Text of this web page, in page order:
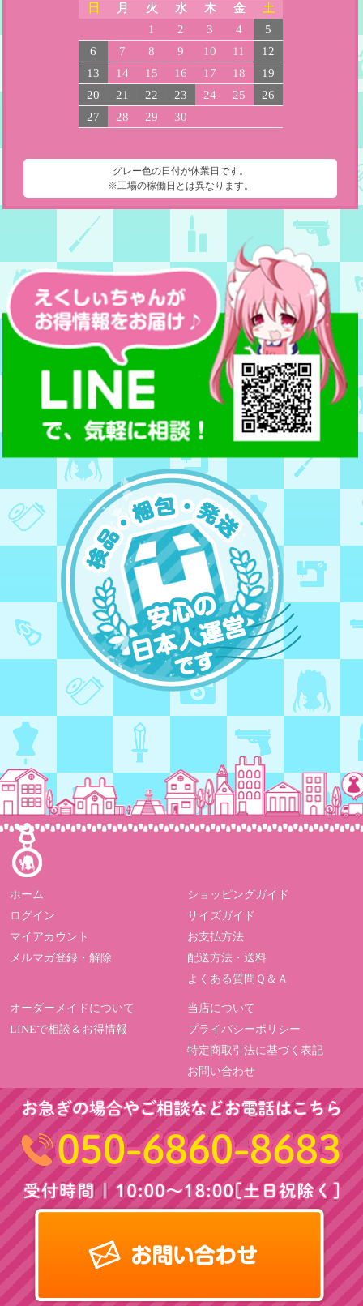
日 月 火 水 木 金 土
1 2 3 4
5
6
7 8 9 10 11
12
13
14 15 16 17 18
19
20
21 22 23 24 25
26
27
28 29 30
グレー色の日付が休業日です。
※工場の稼働日とは異なります。
ホーム
ログイン
マイアカウント
メルマガ登録・解除
ショッピングガイド
サイズガイド
お支払方法
配送方法・送料
よくある質問Ｑ＆Ａ
オーダーメイドについて
LINEで相談＆お得情報
当店について
プライバシーポリシー
特定商取引法に基づく表記
お問い合わせ